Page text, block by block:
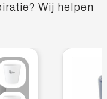
Wij helpen